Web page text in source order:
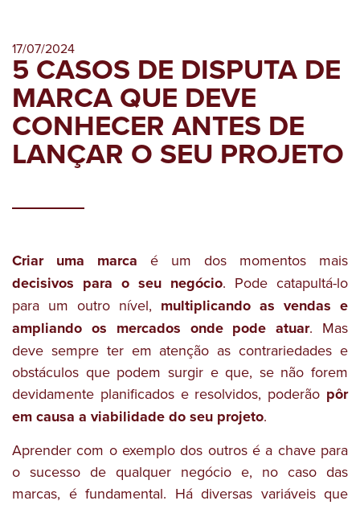
17/07/2024
5 CASOS DE DISPUTA DE
MARCA QUE DEVE
CONHECER ANTES DE
LANÇAR O SEU PROJETO
Criar uma marca é um dos momentos mais
decisivos para o seu negócio. Pode catapultá-lo
para um outro nível, multiplicando as vendas e
ampliando os mercados onde pode atuar. Mas
deve sempre ter em atenção as contrariedades e
obstáculos que podem surgir e que, se não forem
devidamente planificados e resolvidos, poderão pôr
em causa a viabilidade do seu projeto.
Aprender com o exemplo dos outros é a chave para
o sucesso de qualquer negócio e, no caso das
marcas, é fundamental. Há diversas variáveis que